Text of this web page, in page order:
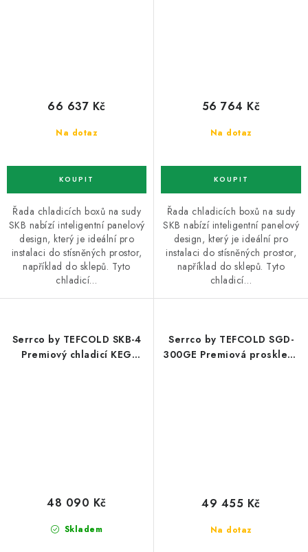
Na dotaz
66 637 Kč
Řada chladicích boxů na sudy
SKB nabízí inteligentní panelový
design, který je ideální pro
instalaci do stísněných prostor,
například do sklepů. Tyto
chladicí…
Na dotaz
56 764 Kč
Řada chladicích boxů na sudy
SKB nabízí inteligentní panelový
design, který je ideální pro
instalaci do stísněných prostor,
například do sklepů. Tyto
chladicí…
Serrco by TEFCOLD SKB-4
Premiový chladicí KEG
Skladem
48 090 Kč
Serrco by TEFCOLD SGD-
300GE Premiová prosklená
Na dotaz
49 455 Kč